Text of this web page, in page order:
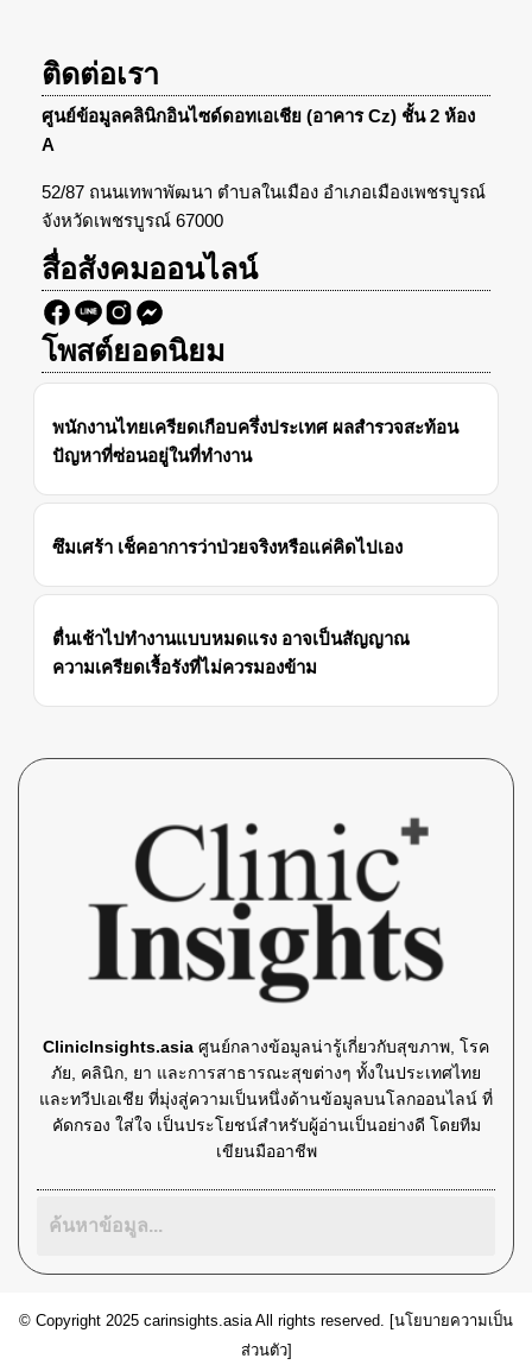
ติดต่อเรา
ศูนย์ข้อมูลคลินิกอินไซด์ดอทเอเชีย (อาคาร Cz) ชั้น 2 ห้อง
A
52/87 ถนนเทพาพัฒนา ตำบลในเมือง อำเภอเมืองเพชรบูรณ์
จังหวัดเพชรบูรณ์ 67000
สื่อสังคมออนไลน์
โพสต์ยอดนิยม
พนักงานไทยเครียดเกือบครึ่งประเทศ ผลสำรวจสะท้อน
ปัญหาที่ซ่อนอยู่ในที่ทำงาน
ซึมเศร้า เช็คอาการว่าป่วยจริงหรือแค่คิดไปเอง
ตื่นเช้าไปทำงานแบบหมดแรง อาจเป็นสัญญาณ
ความเครียดเรื้อรังที่ไม่ควรมองข้าม
ClinicInsights.asia ศูนย์กลางข้อมูลน่ารู้เกี่ยวกับสุขภาพ, โรค
ภัย, คลินิก, ยา และการสาธารณะสุขต่างๆ ทั้งในประเทศไทย
และทวีปเอเชีย ที่มุ่งสู่ความเป็นหนึ่งด้านข้อมูลบนโลกออนไลน์ ที่
คัดกรอง ใส่ใจ เป็นประโยชน์สำหรับผู้อ่านเป็นอย่างดี โดยทีม
เขียนมืออาชีพ
© Copyright 2025 carinsights.asia All rights reserved. [นโยบายความเป็น
ส่วนตัว]